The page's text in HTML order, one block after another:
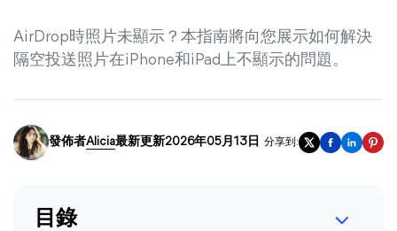
AirDrop時照片未顯示？本指南將向您展示如何解決
隔空投送照片在iPhone和iPad上不顯示的問題。
發佈者Alicia最新更新2026年05月13日 分享到:
目錄